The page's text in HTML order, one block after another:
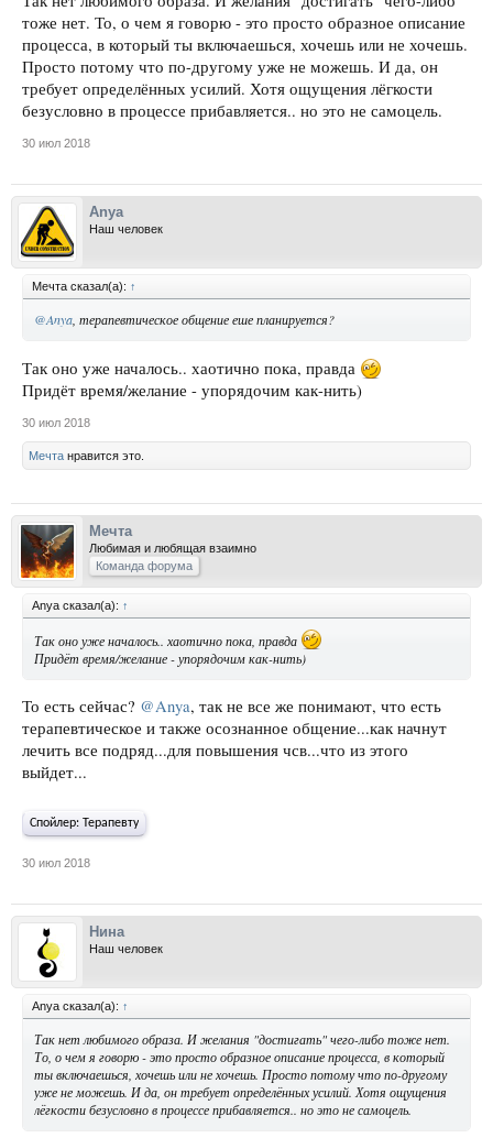
тоже нет. То, о чем я говорю - это просто образное описание
процесса, в который ты включаешься, хочешь или не хочешь.
Просто потому что по-другому уже не можешь. И да, он
требует определённых усилий. Хотя ощущения лёгкости
безусловно в процессе прибавляется.. но это не самоцель.
30 июл 2018
Anya
Наш человек
Мечта сказал(а): ↑
@Anya , терапевтическое общение еше планируется?
Так оно уже началось.. хаотично пока, правда
Придёт время/желание - упорядочим как-нить)
30 июл 2018
Мечта нравится это.
Мечта
Любимая и любящая взаимно
Команда форума
Anya сказал(а): ↑
Так оно уже началось.. хаотично пока, правда
Придёт время/желание - упорядочим как-нить)
То есть сейчас? @Anya, так не все же понимают, что есть
терапевтическое и также осознанное общение...как начнут
лечить все подряд...для повышения чсв...что из этого
выйдет...
Спойлер: Терапевту
30 июл 2018
Нина
Наш человек
Anya сказал(а): ↑
Так нет любимого образа. И желания "достигать" чего-либо тоже нет.
То, о чем я говорю - это просто образное описание процесса, в который
ты включаешься, хочешь или не хочешь. Просто потому что по-другому
уже не можешь. И да, он требует определённых усилий. Хотя ощущения
лёгкости безусловно в процессе прибавляется.. но это не самоцель.